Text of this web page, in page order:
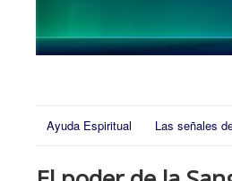
Ayuda Espiritual Las señales